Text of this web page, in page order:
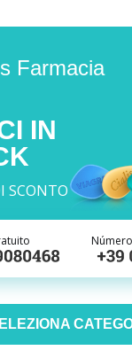
Farmacia
IN
SCONTO